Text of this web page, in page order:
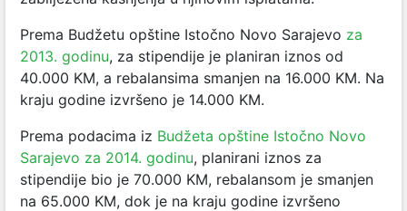
Prema Budžetu opštine Istočno Novo Sarajevo za
2013. godinu, za stipendije je planiran iznos od
40.000 KM, a rebalansima smanjen na 16.000 KM. Na
kraju godine izvršeno je 14.000 KM.
Prema podacima iz Budžeta opštine Istočno Novo
Sarajevo za 2014. godinu, planirani iznos za
stipendije bio je 70.000 KM, rebalansom je smanjen
na 65.000 KM, dok je na kraju godine izvršeno